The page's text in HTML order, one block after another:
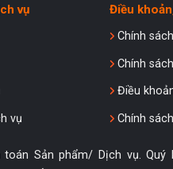
vụ
vụ
Điều
Chính
Chính
Điều
Chính
Sản phẩm/ Dịch vụ. Quý